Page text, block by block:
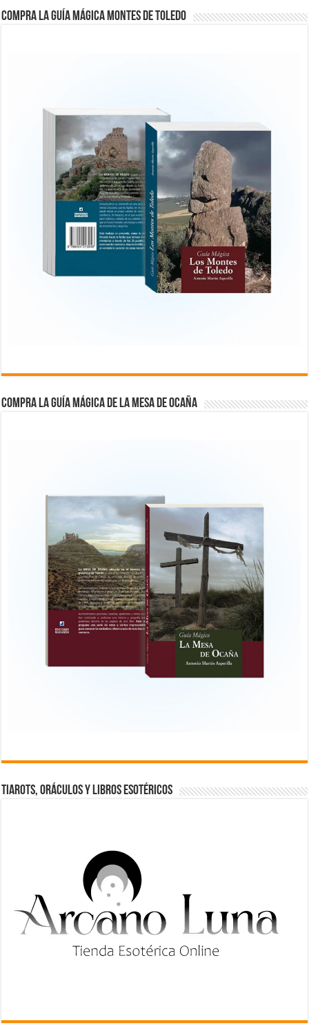
COMPRA LA GUÍA MÁGICA MONTES DE TOLEDO
COMPRA LA GUÍA MÁGICA DE LA MESA DE OCAÑA
TIAROTS, ORÁCULOS Y LIBROS ESOTÉRICOS